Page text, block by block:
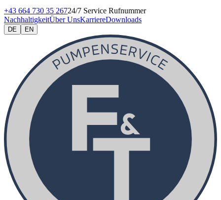
+43 664 730 35 26724/7 Service Rufnummer
NachhaltigkeitÜber UnsKarriereDownloads
DE EN